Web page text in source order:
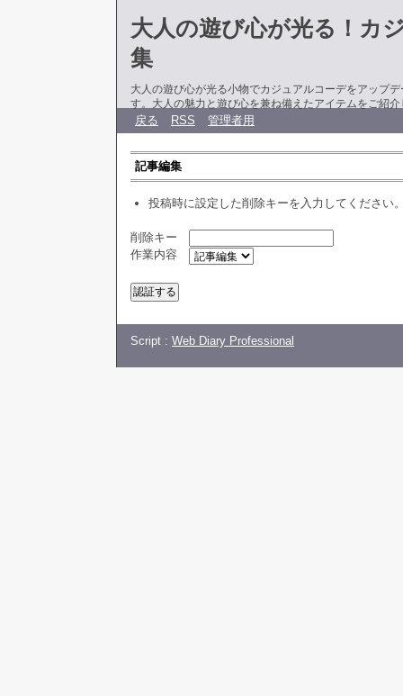
大人の遊び心が光る！カ
集
大人の遊び心が光る小物でカジュアルコーデをアップ
す。大人の魅力と遊び心を兼ね備えたアイテムをご紹介
戻る RSS 管理者用
記事編集
投稿時に設定した削除キーを入力してください
削除キー
作業内容
Script : Web Diary Professional